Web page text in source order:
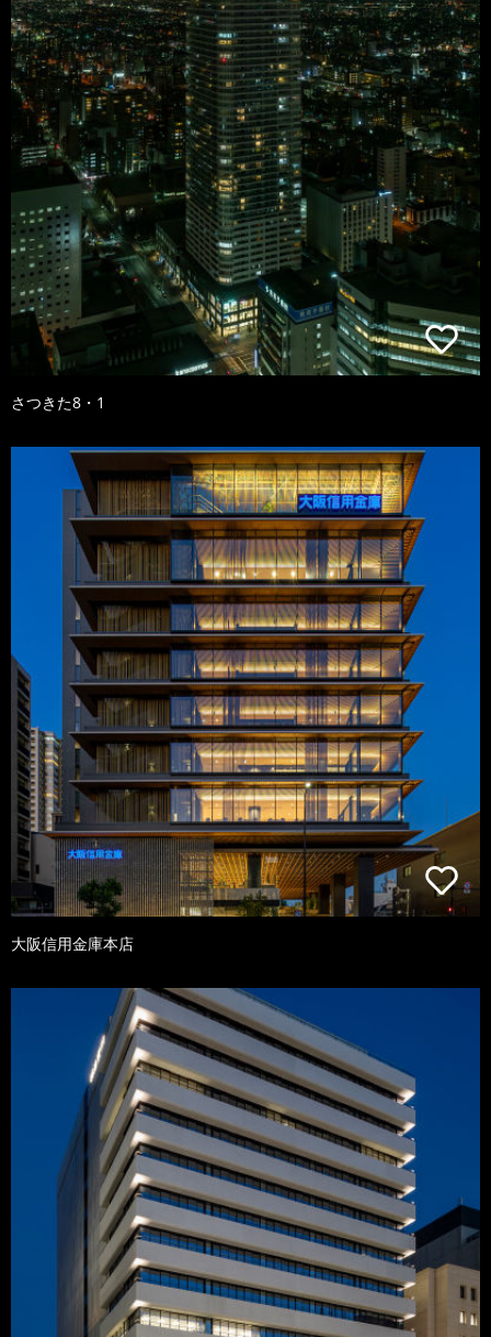
さつきた8・1
大阪信用金庫本店